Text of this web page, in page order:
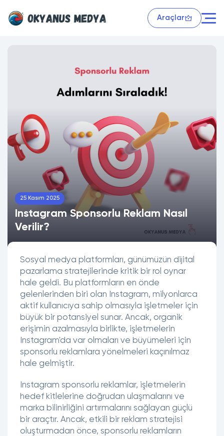
Araçlar
25 Kasım 2025
Instagram Sponsorlu Reklam Nasıl
Verilir?
Sosyal medya platformları, günümüzün dijital
pazarlama stratejilerinde kritik bir rol oynar
hale geldi. Bu platformların en önde
gelenlerinden biri olan Instagram, milyonlarca
aktif kullanıcıya sahip olmasıyla işletmeler için
büyük bir potansiyel sunar. Ancak, organik
erişimin azalmasıyla birlikte, işletmelerin
Instagram'da var olmaları ve büyümeleri için
sponsorlu reklamlara yönelmeleri kaçınılmaz
hale gelmiştir.
Instagram sponsorlu reklamlar, işletmelerin
hedef kitlelerine doğrudan ulaşmalarını ve
marka bilinirliğini artırmalarını sağlayan güçlü
bir araçtır. Ancak, etkili bir reklam stratejisi
oluşturmadan önce, sponsorlu reklamların